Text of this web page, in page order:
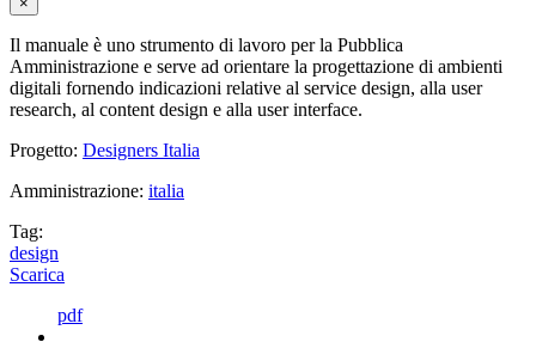
Il manuale è uno strumento di lavoro per la Pubblica
Amministrazione e serve ad orientare la progettazione di ambienti
digitali fornendo indicazioni relative al service design, alla user
research, al content design e alla user interface.
Progetto: Designers Italia
Amministrazione: italia
Tag:
design
Scarica
pdf